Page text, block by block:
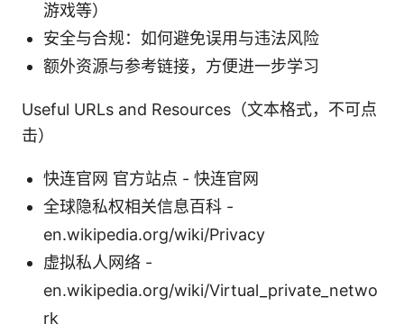
游戏等）
安全与合规：如何避免误用与违法风险
额外资源与参考链接，方便进一步学习
Useful URLs and Resources（文本格式，不可点
击）
快连官网 官方站点 - 快连官网
全球隐私权相关信息百科 -
en.wikipedia.org/wiki/Privacy
虚拟私人网络 -
en.wikipedia.org/wiki/Virtual_private_netwo
rk